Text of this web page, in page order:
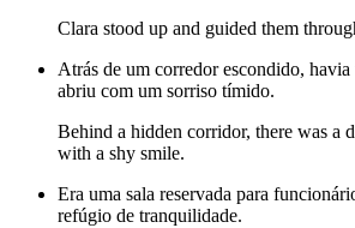
Clara stood up and guided them
Atrás de um corredor escondido,
abriu com um sorriso tímido.
Behind a hidden corridor, there was a
with a shy smile.
Era uma sala reservada para
refúgio de tranquilidade.